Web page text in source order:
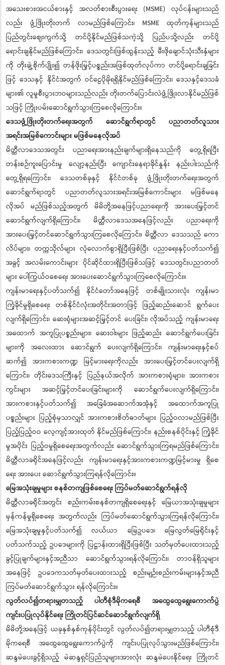
အသေးစား၊အငယ်စားနှင့် အလတ်စားစီးပွားရေး (MSME) လုပ်ငန်းများသည်
လည်း ဖွံ့ဖြိုးတိုးတက် လာမည်ဖြစ်ကြောင်း၊ MSME ထုတ်ကုန်များသည်
ပြည်တွင်းဈေးကွက်သို့ တင်ပို့နိုင်မည်ဖြစ်သကဲ့သို့ ပြည်ပသို့လည်း တင်ပို့
ရောင်းချနိုင်မည်ဖြစ်ကြောင်း၊ ဒေသတွင်းဖြစ်ထွန်းသည့် မီးဖိုချောင်သုံးသီးနှံများ
ကို တိုးချဲ့စိုက်ပျိုး၍ တန်ဖိုးမြှင့်ပစ္စည်းအဖြစ်ထုတ်လုပ်ကာ တင်ပို့ရောင်းချခြင်း
ဖြင့် ဒေသနှင့် နိုင်ငံအတွက် ဝင်ငွေပိုမိုရရှိနိုင်မည်ဖြစ်ကြောင်း၊ ဒေသနှင့်ဒေသခံ
များ၏ လူမှုစီးပွားဘဝများသည်လည်း တိုးတက်ပြောင်းလဲဖွံ့ဖြိုးလာနိုင်မည်ဖြစ်
သဖြင့် ကြိုးပမ်းဆောင်ရွက်သွားကြစေလိုကြောင်း။
ဒေသဖွံ့ဖြိုးတိုးတက်ရေးအတွက် ဆောင်ရွက်ရာတွင် ပညာတတ်လူသား
အရင်းအမြစ်ကောင်းများ မဖြစ်မနေလိုအပ်
မိတ္ထီလာဒေသအတွင်း ပညာရေးအားနည်းချက်များရှိနေသည်ကို တွေ့ရှိရပြီး
တန်းစဉ်ကူးပြောင်းမှု လျော့နည်းပြီး ကျောင်းနေရာခိုင်နှုန်း နည်းပါးသည်ကို
တွေ့ရှိရကြောင်း၊ ဒေသတစ်ခုနှင့် နိုင်ငံတစ်ခု ဖွံ့ဖြိုးတိုးတက်ရေးအတွက်
ဆောင်ရွက်ရာတွင် ပညာတတ်လူသားအရင်းအမြစ်ကောင်းများ မဖြစ်မနေ
လိုအပ် မည်ဖြစ်သည့်အတွက် မိမိတို့အနေဖြင့်ပညာရေးကို အားပေးမြှင့်တင်
ဆောင်ရွက်လျက်ရှိကြောင်း၊ မိတ္ထီလာဒေသအနေဖြင့်လည်း ပညာရေးကို
အားပေးမြှင့်တင်ဆောင်ရွက်သွားကြစေလိုကြောင်း၊ မိတ္ထီလာ ဒေသသည် ကော
လိပ်များ၊ တက္ကသိုလ်များ လုံလောက်စွာရှိပြီးဖြစ်ပြီး ပညာရေးနှင့်ပတ်သက်၍
အခွင့် အလမ်းကောင်းများ ပိုင်ဆိုင်ထားရှိပြီးဖြစ်သဖြင့် ဒေသတွင်းပညာတတ်
များ ပေါကြွယ်ဝစေရေး အားပေးဆောင်ရွက်သွားကြစေလိုကြောင်း။
ကျန်းမာရေးနှင့်ပတ်သက်၍ နိုင်ငံတော်အနေဖြင့် တစ်မျိုးသားလုံး ကျန်းမာ
ကြံ့ခိုင်မှုရှိစေရေး တစ်နိုင်ငံလုံးအတိုင်းအတာဖြင့် ဖြည့်ဆည်းဆောင် ရွက်ပေး
လျက်ရှိကြောင်း၊ ဆေးရုံများအဆင့်မြှင့်တင် ပေးခြင်း၊ လိုအပ်သည့် ကျန်းမာရေး
အထောက် အကူပြုပစ္စည်းများ၊ ဆေးဝါးများ ဖြည့်ဆည်း ဆောင်ရွက်ပေးခြင်း
များကို အလေးထား ဆောင်ရွက် ပေးလျက်ရှိကြောင်း၊ ကျန်းမာရေးနှင့်စပ်
ဆက်၍ အားကစားကဏ္ဍ မြင့်မားရေးကိုလည်း အားပေးမြှင့်တင်ပေးလျက်ရှိ
ကြောင်း၊ တိုင်းဒေသကြီးနှင့် ပြည်နယ်အလိုက် အားကစားရုံများ၊ အားကစား
ကွင်းများ အဆင့်မြှင့်တင်ပေးခြင်းများကို ဆောင်ရွက်ပေးလျက်ရှိကြောင်း၊
အားကစားနှင့်ပတ်သက်၍ အခြေခံအဆောက်အအုံနှင့် အထောက်အကူပြု
ပစ္စည်းများ ပြည့်စုံမှသာလျှင် အားကစားစိတ်ဓာတ်များ ပြည့်ဝလာမည်ဖြစ်ပြီး
ပြည့်ပြည့်ဝဝ လေ့ကျင့်အားထုတ် နိုင်မည်ဖြစ်ကြောင်း၊ နည်းစနစ်ပိုင်းနှင့် ကြံ့ခိုင်
မှုအပိုင်း ပြည့်ဝမှုရှိစေရေးအတွက်လည်း ဆောင်ရွက်သွားကြရမည်ဖြစ်ကြောင်း၊
မိတ္ထီလာခရိုင်အနေဖြင့်လည်း ကျန်းမာရေးနှင့်အားကစားကဏ္ဍမြင့်မားမှု ရှိစေ
ရေး အားပေး ဆောင်ရွက်သွားကြရန်လိုကြောင်း။
မြေအသုံးချမှုများ စနစ်တကျဖြစ်စေရေး ကြပ်မတ်ဆောင်ရွက်ရန်လို
မိတ္ထီလာခရိုင်အတွင်း စည်းကမ်းစနစ်တကျရှိစေရေးနှင့် မြေယာအသုံးချမှုများ
မှန်ကန်မှုရှိစေရေး အတွက်လည်း ကြပ်မတ်ဆောင်ရွက်သွားကြရန်လိုကြောင်း၊
မြေအသုံးချမှုနှင့်ပတ်သက်၍ လယ်ယာ မြေဥပဒေ၊ မြေလွတ်မြေရိုင်းနှင့်
ပတ်သက်သည့် ဥပဒေများကို ပြဋ္ဌာန်းထားရှိပြီးဖြစ်ပြီး သတ်မှတ်ပေးထားသည့်
ခွင့်ပြုချက်များနှင့်အညီသာ ဆောင်ရွက်သွားရန်လိုကြောင်း၊ တာဝန်ရှိသူများ
အနေဖြင့် ဥပဒေကသတ်မှတ်ပေးထားသည့် စည်းမျဉ်းစည်းကမ်းများနှင့်အညီ
ကြပ်မတ်ဆောင်ရွက်သွား ရန်လိုကြောင်း။
လွတ်လပ်၍တရားမျှတသည့် ပါတီစုံဒီမိုကရေစီ အထွေထွေရွေးကောက်ပွဲ
ကျင်းပပြုလုပ်နိုင်ရေး ကြိုတင်ပြင်ဆင်ဆောင်ရွက်လျက်ရှိ
မိမိတို့အနေဖြင့် ယခုနှစ်နှစ်ကုန်ပိုင်းတွင် လွတ်လပ်၍တရားမျှတသည့် ပါတီစုံဒီ
မိုကရေစီ အထွေထွေရွေးကောက်ပွဲကို ကျင်းပပြုလုပ်သွားမည်ဖြစ်ကြောင်း၊
ဆန္ဒမဲပေးခွင့်ရှိသည့် မဲဆန္ဒရှင်ပြည်သူများအားလုံး ဆန္ဒမဲပေးနိုင်ရေး ကြိုတင်